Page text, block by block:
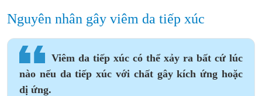
Nguyên nhân gây viêm da tiếp xúc
Viêm da tiếp xúc có thể xảy ra bất cứ lúc
nào nếu da tiếp xúc với chất gây kích ứng hoặc
dị ứng.